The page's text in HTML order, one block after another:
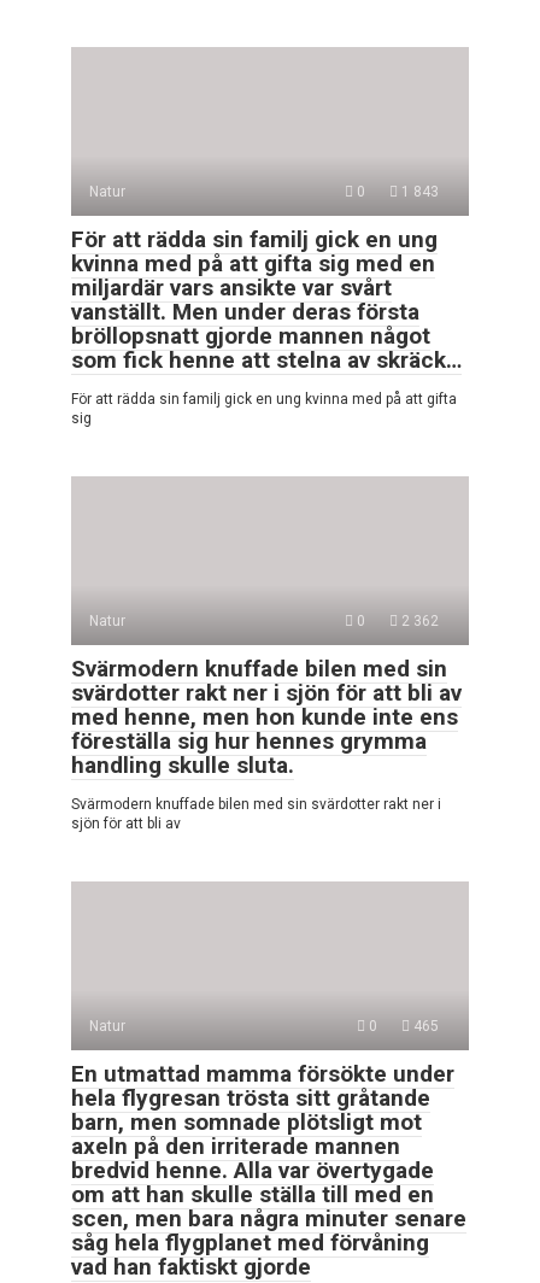
Natur 0 1 843
För att rädda sin familj gick en ung
kvinna med på att gifta sig med en
miljardär vars ansikte var svårt
vanställt. Men under deras första
bröllopsnatt gjorde mannen något
som fick henne att stelna av skräck…
För att rädda sin familj gick en ung kvinna med på att gifta
sig
Natur 0 2 362
Svärmodern knuffade bilen med sin
svärdotter rakt ner i sjön för att bli av
med henne, men hon kunde inte ens
föreställa sig hur hennes grymma
handling skulle sluta.
Svärmodern knuffade bilen med sin svärdotter rakt ner i
sjön för att bli av
Natur 0 465
En utmattad mamma försökte under
hela flygresan trösta sitt gråtande
barn, men somnade plötsligt mot
axeln på den irriterade mannen
bredvid henne. Alla var övertygade
om att han skulle ställa till med en
scen, men bara några minuter senare
såg hela flygplanet med förvåning
vad han faktiskt gjorde